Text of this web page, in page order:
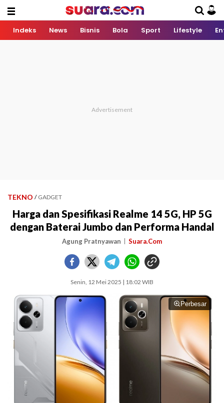
Indeks News Bisnis Bola Sport Lifestyle
TEKNO / GADGET
Harga dan Spesifikasi Realme 14 5G, HP 5G
dengan Baterai Jumbo dan Performa Handal
Agung Pratnyawan Suara.Com
Senin, 12 Mei 2025 | 18:02 WIB
Perbesar